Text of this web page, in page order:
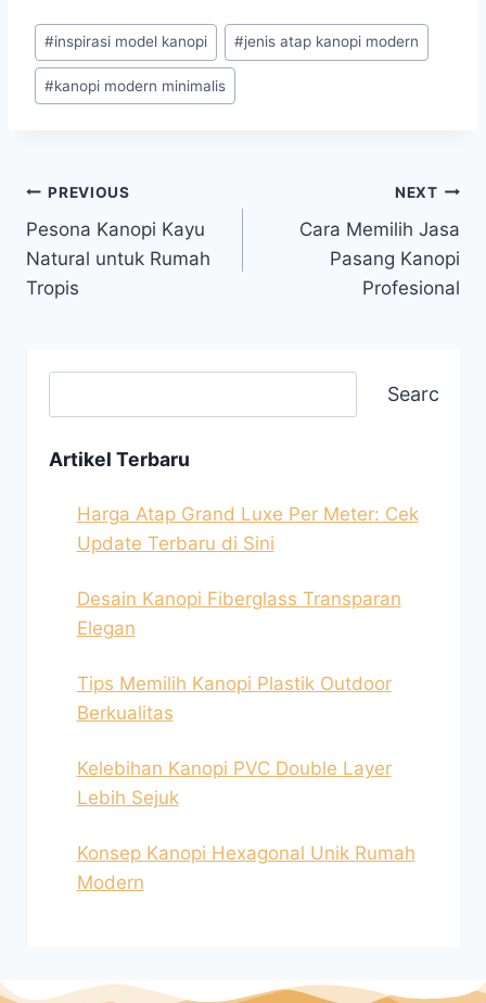
#inspirasi model kanopi #jenis atap kanopi modern
#kanopi modern minimalis
PREVIOUS
Pesona Kanopi Kayu
Natural untuk Rumah
Tropis
NEXT
Cara Memilih Jasa
Pasang Kanopi
Profesional
Search
Artikel Terbaru
Harga Atap Grand Luxe Per Meter: Cek
Update Terbaru di Sini
Desain Kanopi Fiberglass Transparan
Elegan
Tips Memilih Kanopi Plastik Outdoor
Berkualitas
Kelebihan Kanopi PVC Double Layer
Lebih Sejuk
Konsep Kanopi Hexagonal Unik Rumah
Modern